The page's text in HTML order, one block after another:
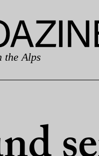
the Alps